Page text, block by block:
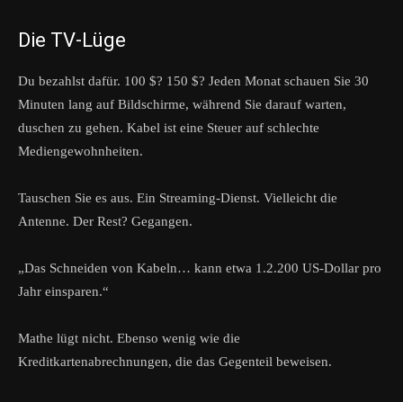
Die TV-Lüge
Du bezahlst dafür. 100 $? 150 $? Jeden Monat schauen Sie 30
Minuten lang auf Bildschirme, während Sie darauf warten,
duschen zu gehen. Kabel ist eine Steuer auf schlechte
Mediengewohnheiten.
Tauschen Sie es aus. Ein Streaming-Dienst. Vielleicht die
Antenne. Der Rest? Gegangen.
„Das Schneiden von Kabeln… kann etwa 1.2.200 US-Dollar pro
Jahr einsparen.“
Mathe lügt nicht. Ebenso wenig wie die
Kreditkartenabrechnungen, die das Gegenteil beweisen.